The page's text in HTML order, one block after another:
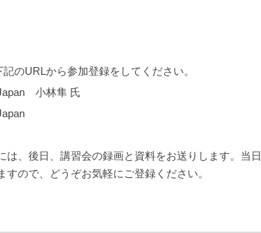
のURLから参加登録をしてください。
小林隼 氏
、後日、講習会の録画と資料をお送りします。当
ので、どうぞお気軽にご登録ください。